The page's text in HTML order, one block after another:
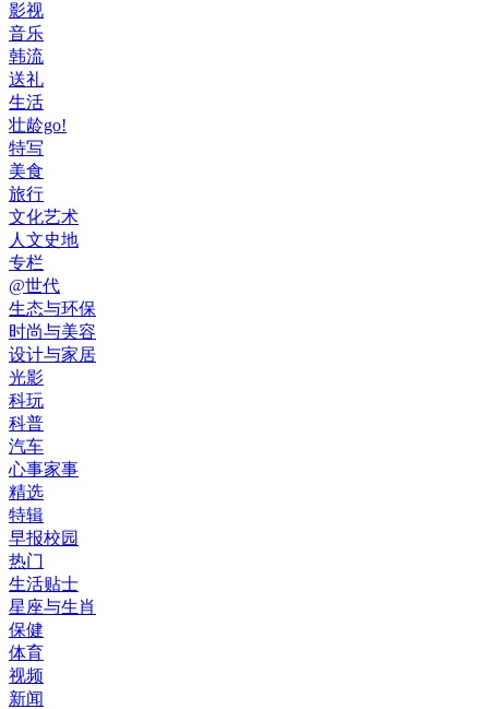
影视
音乐
韩流
送礼
生活
壮龄go!
特写
美食
旅行
文化艺术
人文史地
专栏
@世代
生态与环保
时尚与美容
设计与家居
光影
科玩
科普
汽车
心事家事
精选
特辑
早报校园
热门
生活贴士
星座与生肖
保健
体育
视频
新闻